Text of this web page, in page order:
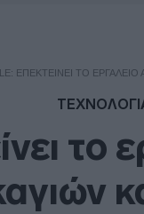
ΕΠΕΚΤΕΊΝΕΙ ΤΟ
το